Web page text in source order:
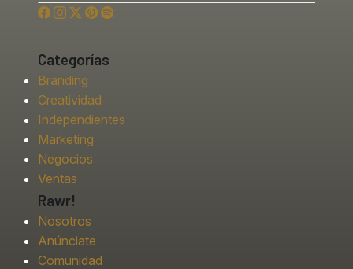
Categorías
Branding
Creatividad
Independientes
Marketing
Negocios
Ventas
Rawr!
Nosotros
Anúnciate
Comunidad